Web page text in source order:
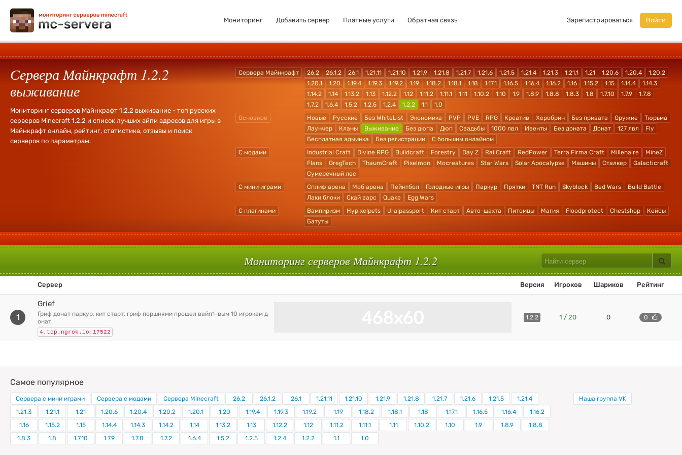
Мониторинг Добавить сервер Платные услуги Обратная связь Зарегистрироваться Войти
Сервера Майнкрафт 1.2.2
выживание
Мониторинг серверов Майнкрафт 1.2.2 выживание - топ русских
серверов Minecraft 1.2.2 и список лучших айпи адресов для игры в
Майнкрафт онлайн, рейтинг, статистика, отзывы и поиск
серверов по параметрам.
Сервера Майнкрафт 26.2 26.1.2 26.1 1.21.11 1.21.10 1.21.9 1.21.8 1.21.7 1.21.6 1.21.5 1.21.4 1.21.3 1.21.1 1.21 1.20.6 1.20.4
1.20.2
1.20.1
1.20 1.19.4 1.19.3 1.19.2 1.19 1.18.2 1.18.1 1.18 1.17.1 1.16.5 1.16.4 1.16.2 1.16 1.15.2 1.15 1.14.4
1.14.3
1.14.2
1.14 1.13.2 1.13 1.12.2 1.12 1.11.2 1.11.1 1.11 1.10.2 1.10 1.9 1.8.9 1.8.8 1.8.3 1.8 1.7.10 1.7.9
1.7.8
1.7.2
1.6.4 1.5.2 1.2.5 1.2.4 1.2.2 1.1
1.0
Основное
Новые Русские Без WhiteList Экономика PVP PVE RPG Креатив Херобрин Без привата Оружие
Тюрьма
Лаунчер
Кланы Выживание Без дюпа Дюп Свадьбы 1000 лвл Ивенты Без доната Донат 127 лвл
Fly
Бесплатная админка
Без регистрации
С большим онлайном
С модами
Industrial Craft Divine RPG Buildcraft Forestry Day Z RailCraft RedPower Terra Firma Craft Millenaire
MineZ
Flans
GregTech ThaumCraft Pixelmon Mocreatures Star Wars Solar Apocalypse Машины Сталкер
Galacticraft
Сумеречный лес
С мини играми
Сплиф арена Моб арена Пейнтбол Голодные игры Паркур Прятки TNT Run Skyblock Bed Wars
Build Battle
Лаки блоки
Скай варс Quake
Egg Wars
С плагинами
Вампиризм Hypixelpets Uralpassport Кит старт Авто-шахта Питомцы Магия Floodprotect Chestshop
Кейсы
Батуты
Мониторинг серверов Майнкрафт 1.2.2
Сервер Версия Игроков Шариков Рейтинг
1
Grief
гриф донат паркур, кит старт, гриф поршнями прошел вайп1-вым 10 игрокам д
онат
4.tcp.ngrok.io:17522
1.2.2 1 / 20 0 0
Самое популярное
Сервера с мини играми Сервера с модами Сервера Minecraft 26.2 26.1.2 26.1 1.21.11 1.21.10 1.21.9 1.21.8 1.21.7 1.21.6 1.21.5
1.21.4
1.21.3
1.21.1 1.21 1.20.6 1.20.4 1.20.2 1.20.1 1.20 1.19.4 1.19.3 1.19.2 1.19 1.18.2 1.18.1 1.18 1.17.1 1.16.5 1.16.4
1.16.2
1.16
1.15.2 1.15 1.14.4 1.14.3 1.14.2 1.14 1.13.2 1.13 1.12.2 1.12 1.11.2 1.11.1 1.11 1.10.2 1.10 1.9 1.8.9
1.8.8
1.8.3
1.8 1.7.10 1.7.9 1.7.8 1.7.2 1.6.4 1.5.2 1.2.5 1.2.4 1.2.2 1.1 1.0
Наша группа VK